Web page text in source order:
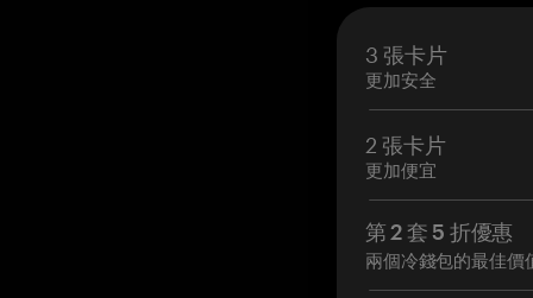
3 張卡片
更加安全
2 張卡片
更加便宜
第 2 套 5 折優惠
兩個冷錢包的最佳價